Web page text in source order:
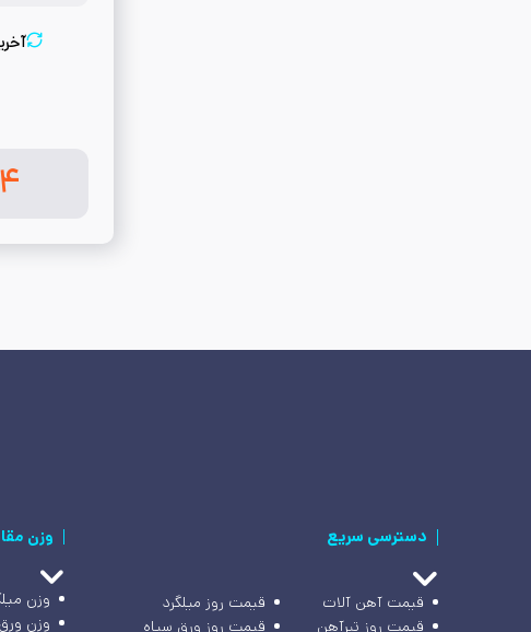
دسترسی سریع
قیمت آهن آلات
قیمت روز میلگرد
قیمت روز تیرآهن
قیمت روز ورق سیاه
وزن
وزن
وزن ورق